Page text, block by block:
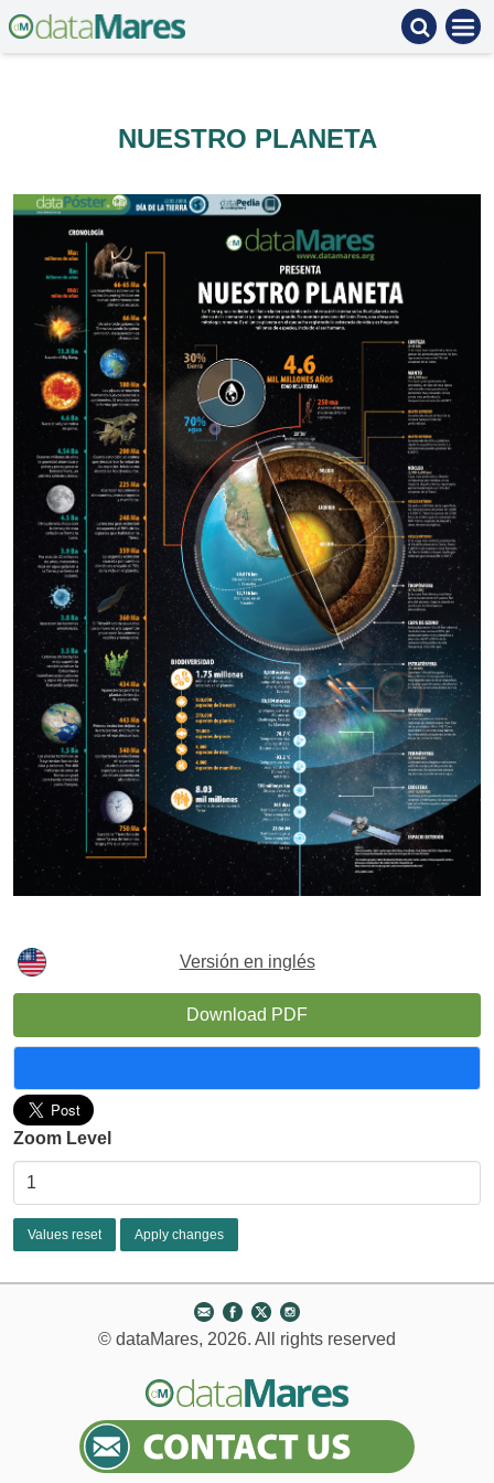
NUESTRO PLANETA
Versión en inglés
Download PDF
Zoom Level
© dataMares, 2026. All rights reserved